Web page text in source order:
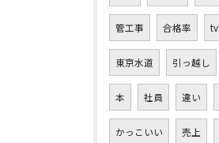
管工事 合格率 tv
東京水道 引っ越し
本 社員 違い
かっこいい 売上